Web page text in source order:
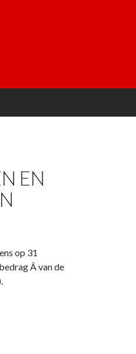
EN
op 31
Â van de